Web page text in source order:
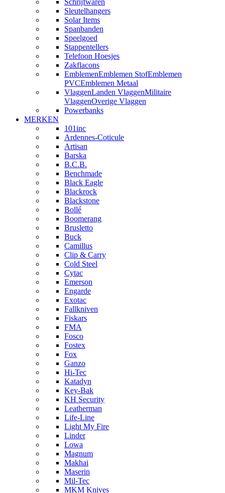
Schrijfwaren
Sleutelhangers
Solar Items
Spanbanden
Speelgoed
Stappentellers
Telefoon Hoesjes
Zakflacons
EmblemenEmblemen StofEmblemen
PVCEmblemen Metaal
VlaggenLanden VlaggenMilitaire
VlaggenOverige Vlaggen
Powerbanks
MERKEN
101inc
Ardennes-Coticule
Artisan
Barska
B.C.B.
Benchmade
Black Eagle
Blackrock
Blackstone
Bollé
Boomerang
Brusletto
Buck
Camillus
Clip & Carry
Cold Steel
Cytac
Emerson
Engarde
Exotac
Fallkniven
Fiskars
FMA
Fosco
Fostex
Fox
Ganzo
Hi-Tec
Katadyn
Key-Bak
KH Security
Leatherman
Life-Line
Light My Fire
Linder
Lowa
Magnum
Makhai
Maserin
Mil-Tec
MKM Knives